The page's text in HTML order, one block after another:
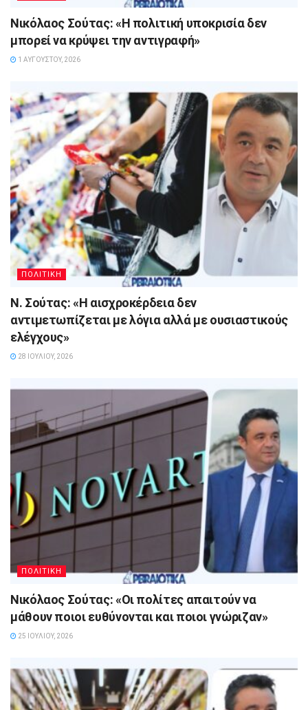
Νικόλαος Σούτας: «Η πολιτική υποκρισία δεν
μπορεί να κρύψει την αντιγραφή»
1 ΑΥΓΟΎΣΤΟΥ, 2026
ΠΟΛΙΤΙΚΗ
Ν. Σούτας: «Η αισχροκέρδεια δεν
αντιμετωπίζεται με λόγια αλλά με ουσιαστικούς
ελέγχους»
28 ΙΟΥΛΊΟΥ, 2026
ΠΟΛΙΤΙΚΗ
Νικόλαος Σούτας: «Οι πολίτες απαιτούν να
μάθουν ποιοι ευθύνονται και ποιοι γνώριζαν»
25 ΙΟΥΛΊΟΥ, 2026